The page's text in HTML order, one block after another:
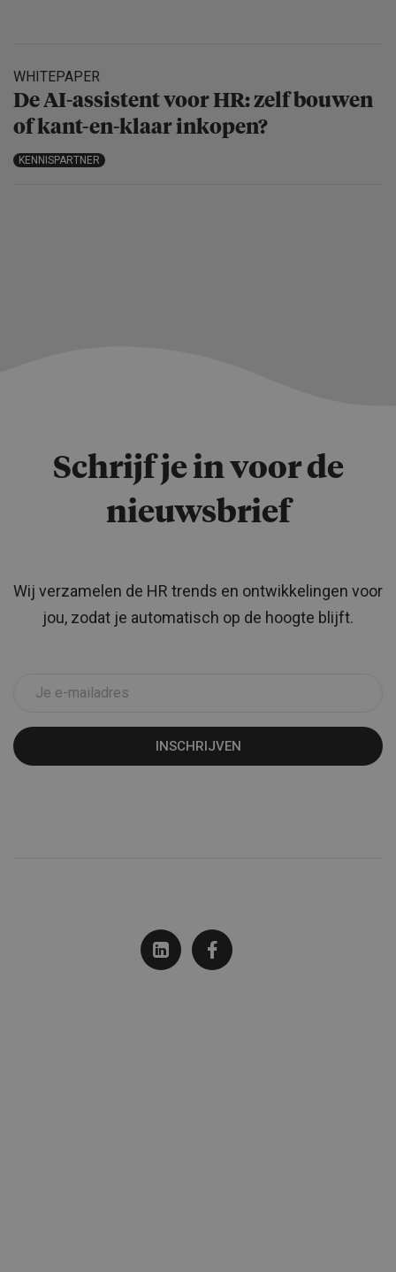
WHITEPAPER
De AI-assistent voor HR: zelf bouwen
of kant-en-klaar inkopen?
KENNISPARTNER
Schrijf je in voor de
nieuwsbrief
Wij verzamelen de HR trends en ontwikkelingen voor
jou, zodat je automatisch op de hoogte blijft.